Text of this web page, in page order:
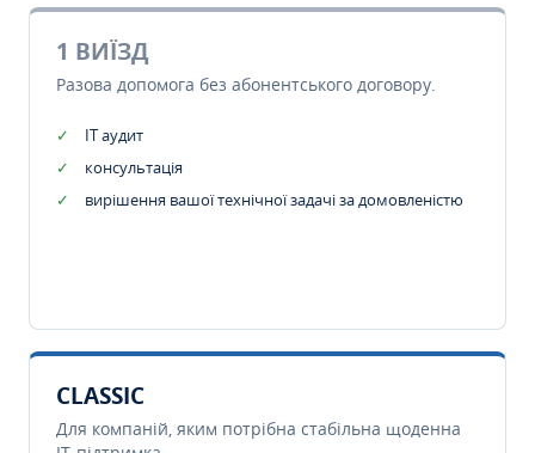
1 ВИЇЗД
Разова допомога без абонентського договору.
IT аудит
консультація
вирішення вашої технічної задачі за домовленістю
CLASSIC
Для компаній, яким потрібна стабільна щоденна